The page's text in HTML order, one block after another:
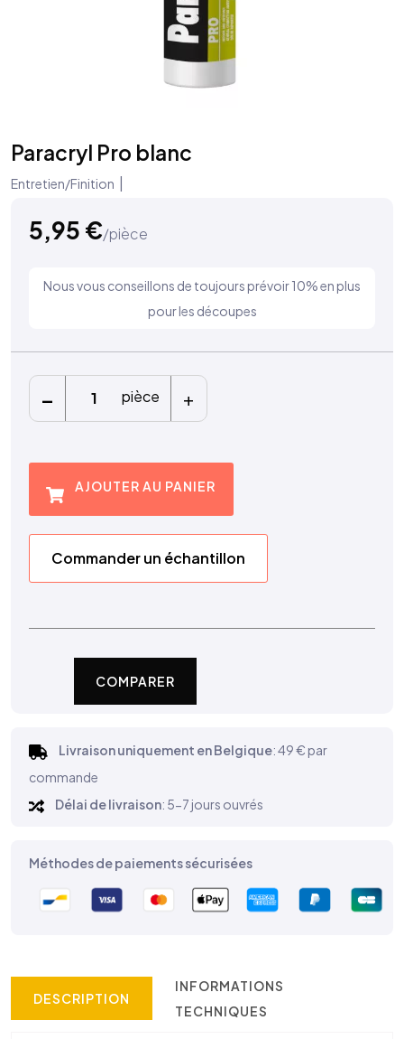
Paracryl Pro blanc
Entretien/Finition
5,95 €/pièce
Nous vous conseillons de toujours prévoir 10% en plus
pour les découpes
- pièce +
AJOUTER AU PANIER
Commander un échantillon
COMPARER
Livraison uniquement en Belgique: 49 € par
commande
Délai de livraison: 5-7 jours ouvrés
Méthodes de paiements sécurisées
DESCRIPTION
INFORMATIONS
TECHNIQUES